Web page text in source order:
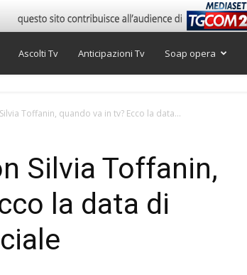
Ascolti Tv Anticipazioni Tv Soap opera
Toffanin, quando va in tv? Ecco la data...
Silvia Toffanin,
la data di